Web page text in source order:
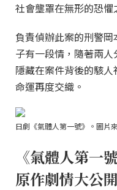
社會壟罩在無形的恐懼
負責偵辦此案的刑警
子有一段情，隨著兩人
隱藏在案件背後的駭
命運再度交織。
日劇《氣體人第一號》。圖片
《氣體人第一
原作劇情大公開